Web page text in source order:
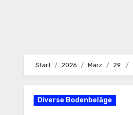
Start 2026 März 29.
Diverse Bodenbeläge